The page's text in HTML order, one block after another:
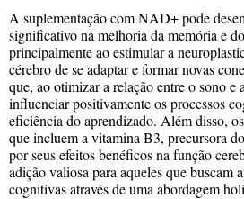
A suplementação com NAD+ pode
significativo na melhoria da memória e
principalmente ao estimular a
cérebro de se adaptar e formar novas
que, ao otimizar a relação entre o sono
influenciar positivamente os processos
eficiência do aprendizado. Além disso,
que incluem a vitamina B3, precursora
por seus efeitos benéficos na função
adição valiosa para aqueles que buscam
cognitivas através de uma abordagem